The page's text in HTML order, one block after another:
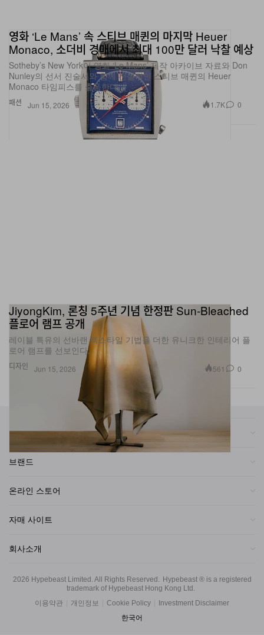
패션
영화 ‘Le Mans’ 속 스티브 매퀸의 마지막 Heuer
Monaco, 소더비 경매에서 최대 100만 달러 낙찰 예상
Sotheby’s New York이 영화 ‘Le Mans’ 제작 아카이브 자료와 Don
Nunley의 선서 진술서와 함께 전설적인 스티브 매퀸의 Heuer
Monaco 타임피스를 출품한다.
Jun 15, 2026 1.7K 0
디자인
JiyongKim, 론칭 5주년 기념 한정판 Sun‑Bleached
플로어 램프 공개
레이블 특유의 선바랜 텍스타일 기법을 더한 유니크한 인테리어 플
로어 램프를 선보인다.
Jun 15, 2026 561 0
카테고리
브랜드
온라인 스토어
자매 사이트
회사소개
2026 Hypebeast Limited . All Rights Reserved. Hypebeast ® is a registered
trademark of Hypebeast Hong Kong Ltd.
이용약관
개인정보 Cookie Policy
Investment Disclaimer
한국어